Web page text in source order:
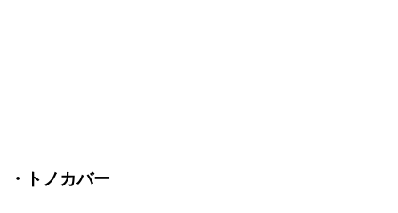
・トノカバー